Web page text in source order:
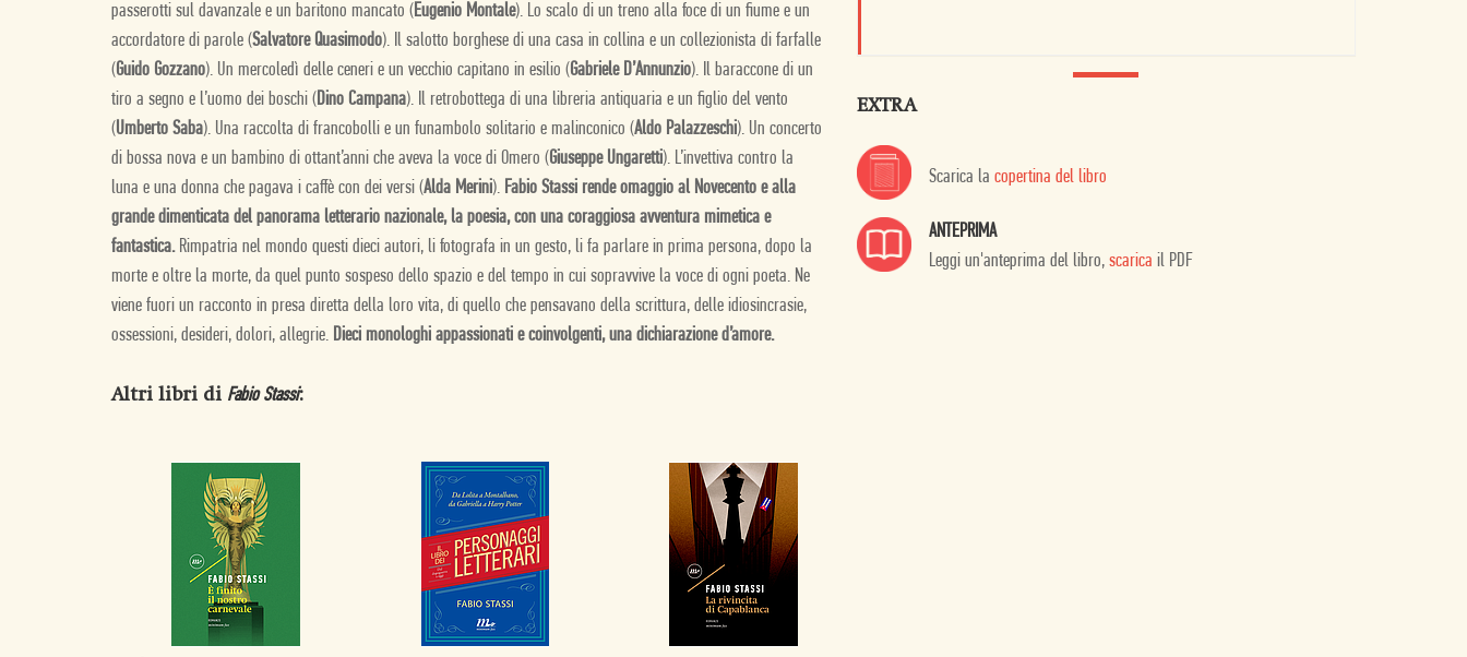
passerotti sul davanzale e un baritono mancato (Eugenio Montale). Lo scalo di un treno alla foce di un fiume e un
accordatore di parole (Salvatore Quasimodo). Il salotto borghese di una casa in collina e un collezionista di farfalle
(Guido Gozzano). Un mercoledì delle ceneri e un vecchio capitano in esilio (Gabriele D’Annunzio). Il baraccone di un
tiro a segno e l’uomo dei boschi (Dino Campana). Il retrobottega di una libreria antiquaria e un figlio del vento
(Umberto Saba). Una raccolta di francobolli e un funambolo solitario e malinconico (Aldo Palazzeschi). Un concerto
di bossa nova e un bambino di ottant’anni che aveva la voce di Omero (Giuseppe Ungaretti). L’invettiva contro la
luna e una donna che pagava i caffè con dei versi (Alda Merini). Fabio Stassi rende omaggio al Novecento e alla
grande dimenticata del panorama letterario nazionale, la poesia, con una coraggiosa avventura mimetica e
fantastica. Rimpatria nel mondo questi dieci autori, li fotografa in un gesto, li fa parlare in prima persona, dopo la
morte e oltre la morte, da quel punto sospeso dello spazio e del tempo in cui sopravvive la voce di ogni poeta. Ne
viene fuori un racconto in presa diretta della loro vita, di quello che pensavano della scrittura, delle idiosincrasie,
ossessioni, desideri, dolori, allegrie. Dieci monologhi appassionati e coinvolgenti, una dichiarazione d’amore.
EXTRA
Scarica la copertina del libro
ANTEPRIMA
Leggi un'anteprima del libro, scarica il PDF
Altri libri di Fabio Stassi: